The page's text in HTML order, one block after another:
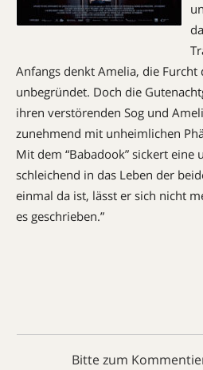
Anfangs denkt Amelia, die Furcht
unbegründet. Doch die
ihren verstörenden Sog und
zunehmend mit unheimlichen
Mit dem “Babadook” sickert
schleichend in das Leben der
einmal da ist, lässt er sich nicht
es geschrieben.”
Bitte zum